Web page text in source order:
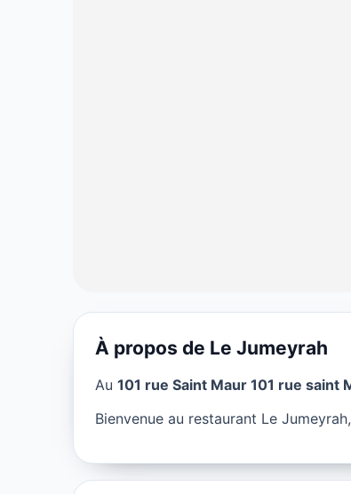
Le
À propos de Le Jumeyrah
Au 101 rue Saint Maur 101 rue saint
Bienvenue au restaurant Le